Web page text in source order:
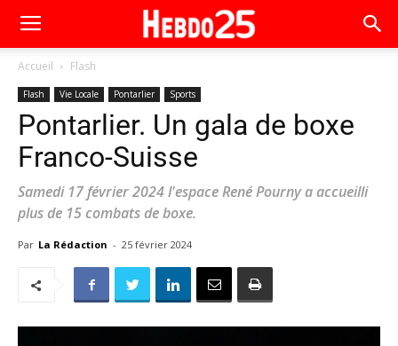
Accueil Flash
Flash Vie Locale Pontarlier Sports
Pontarlier. Un gala de boxe
Franco-Suisse
Samedi 17 février 2024 l'espace René Pourny a accueilli
plus de 15 combats de boxe.
Par La Rédaction - 25 février 2024